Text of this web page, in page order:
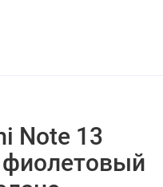
Note 13